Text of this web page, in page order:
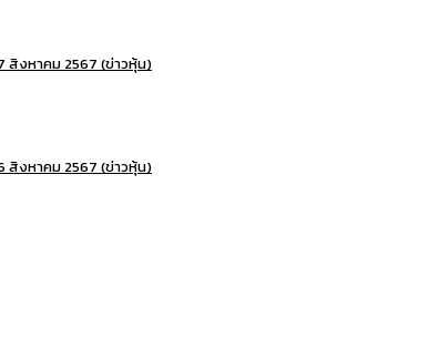
งหาคม 2567 (ข่าวหุ้น)
งหาคม 2567 (ข่าวหุ้น)